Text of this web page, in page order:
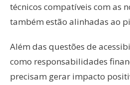
técnicos compatíveis com as
também estão alinhadas ao
Além das questões de
como responsabilidades
precisam gerar impacto